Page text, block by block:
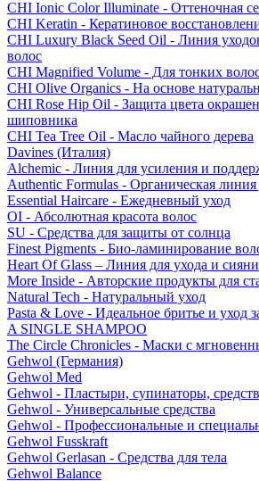
CHI Ionic Color Illuminate - Оттеночная
CHI Keratin - Кератиновое
CHI Luxury Black Seed Oil - Линия
волос
CHI Magnified Volume - Для тонких
CHI Olive Organics - На основе
CHI Rose Hip Oil - Защита цвета
шиповника
CHI Tea Tree Oil - Масло чайного дерева
Davines (Италия)
Alchemic - Линия для усиления и
Authentic Formulas - Органическая линия
Essential Haircare - Eжедневный уход
OI - Абсолютная красота волос
SU - Средства для защиты от солнца
Finest Pigments - Био-ламинирование
Heart Of Glass – Линия для ухода и
More Inside - Авторские продукты для
Natural Tech - Натуральный уход
Pasta & Love - Идеальное бритье и уход
A SINGLE SHAMPOO
The Circle Chronicles - Маски с
Gehwol (Германия)
Gehwol Med
Gehwol - Пластыри, супинаторы,
Gehwol - Универсальные средства
Gehwol - Профессиональные и
Gehwol Fusskraft
Gehwol Gerlasan - Средства для тела
Gehwol Balance